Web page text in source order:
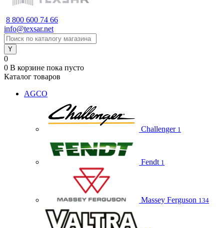
8 800 600 74 66
info@texsar.net
0
0 В корзине пока пусто
Каталог товаров
AGCO
Challenger 1
Fendt 1
Massey Ferguson 134